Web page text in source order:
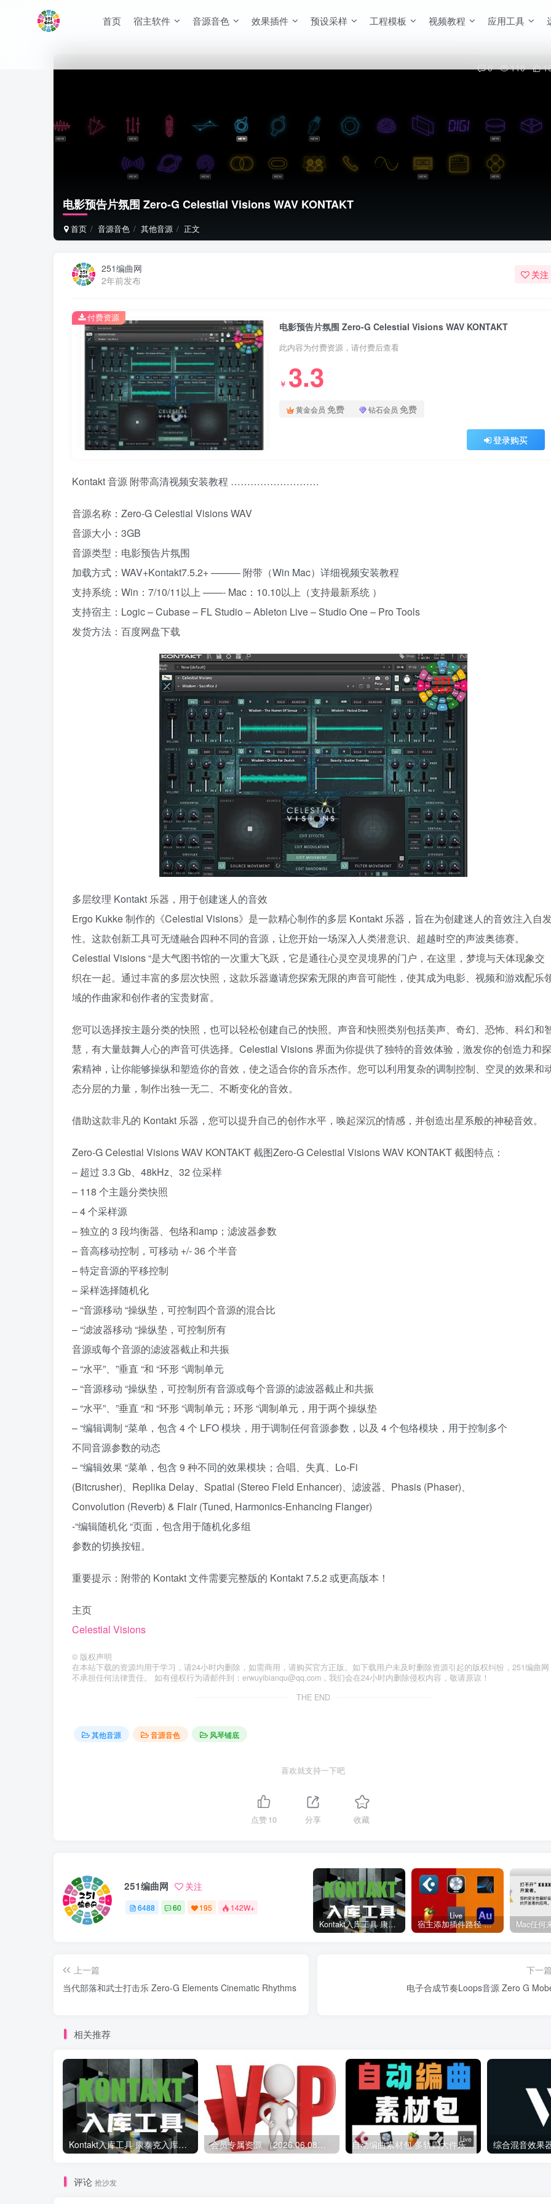
首页 宿主软件 音源音色 效果插件 预设采样 工程模板 视频教程 应用工具
电影预告片氛围 Zero-G Celestial Visions WAV KONTAKT
首页 音源音色 其他音源 正文
0 110
251编曲网
2年前发布
关注
电影预告片氛围 Zero-G Celestial Visions WAV KONTAKT
此内容为付费资源，请付费后查看
￥ 3.3
黄金会员 免费 钻石会员 免费
登录购买
付费资源
Kontakt 音源 附带高清视频安装教程 ………………………
音源名称：Zero-G Celestial Visions WAV
音源大小：3GB
音源类型：电影预告片氛围
加载方式：WAV+Kontakt7.5.2+ ——— 附带（Win Mac）详细视频安装教程
支持系统：Win：7/10/11以上 ——- Mac：10.10以上（支持最新系统 ）
支持宿主：Logic – Cubase – FL Studio – Ableton Live – Studio One – Pro Tools
发货方法：百度网盘下载
多层纹理 Kontakt 乐器，用于创建迷人的音效
Ergo Kukke 制作的《Celestial Visions》是一款精心制作的多层 Kontakt 乐器，旨在为创建迷人的音效注入自
性。这款创新工具可无缝融合四种不同的音源，让您开始一场深入人类潜意识、超越时空的声波奥德赛。
Celestial Visions “是大气图书馆的一次重大飞跃，它是通往心灵空灵境界的门户，在这里，梦境与天体现象交
织在一起。通过丰富的多层次快照，这款乐器邀请您探索无限的声音可能性，使其成为电影、视频和游戏配乐
域的作曲家和创作者的宝贵财富。
您可以选择按主题分类的快照，也可以轻松创建自己的快照。声音和快照类别包括美声、奇幻、恐怖、科幻和
慧，有大量鼓舞人心的声音可供选择。Celestial Visions 界面为你提供了独特的音效体验，激发你的创造力和探
索精神，让你能够操纵和塑造你的音效，使之适合你的音乐杰作。您可以利用复杂的调制控制、空灵的效果和
态分层的力量，制作出独一无二、不断变化的音效。
借助这款非凡的 Kontakt 乐器，您可以提升自己的创作水平，唤起深沉的情感，并创造出星系般的神秘音效。
Zero-G Celestial Visions WAV KONTAKT 截图Zero-G Celestial Visions WAV KONTAKT 截图特点：
– 超过 3.3 Gb、48kHz、32 位采样
– 118 个主题分类快照
– 4 个采样源
– 独立的 3 段均衡器、包络和amp；滤波器参数
– 音高移动控制，可移动 +/- 36 个半音
– 特定音源的平移控制
– 采样选择随机化
– “音源移动 “操纵垫，可控制四个音源的混合比
– “滤波器移动 “操纵垫，可控制所有
音源或每个音源的滤波器截止和共振
– “水平”、”垂直 “和 “环形 “调制单元
– “音源移动 “操纵垫，可控制所有音源或每个音源的滤波器截止和共振
– “水平”、”垂直 “和 “环形 “调制单元；环形 “调制单元，用于两个操纵垫
– “编辑调制 “菜单，包含 4 个 LFO 模块，用于调制任何音源参数，以及 4 个包络模块，用于控制多个
不同音源参数的动态
– “编辑效果 “菜单，包含 9 种不同的效果模块；合唱、失真、Lo-Fi
(Bitcrusher)、Replika Delay、Spatial (Stereo Field Enhancer)、滤波器、Phasis (Phaser)、
Convolution (Reverb) & Flair (Tuned, Harmonics-Enhancing Flanger)
-“编辑随机化 “页面，包含用于随机化多组
参数的切换按钮。
重要提示：附带的 Kontakt 文件需要完整版的 Kontakt 7.5.2 或更高版本！
主页
Celestial Visions
© 版权声明
在本站下载的资源均用于学习，请24小时内删除，如需商用，请购买官方正版。如下载用户未及时删除资源引起的版权纠纷，251编曲网
不承担任何法律责任。 如有侵权行为请邮件到：erwuyibianqu@qq.com，我们会在24小时内删除侵权内容，敬请原谅！
THE END
其他音源 音源音色 风琴铺底
喜欢就支持一下吧
点赞10 分享 收藏
251编曲网 关注
6488 60 195 142W+
Kontakt入库工具 康泰克入库教程 宿主添加插件路径 插件路径设置 VSTPlugins路径
上一篇
当代部落和武士打击乐 Zero-G Elements Cinematic Rhythms
下一篇
电子合成节奏Loops音源 Zero G
相关推荐
Kontakt入库工具 康泰克入库教程 会员专属资源 （2026.06.08更新） 自动编曲素材包 多轨四大件乐器 Midi文件
评论 抢沙发